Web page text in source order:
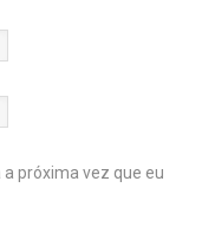
próxima vez que eu